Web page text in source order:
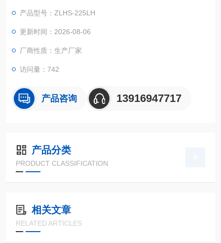
外壳，塑料产品等，特别适用于光纤、LCD、晶体、光伏组件、
电池、计算机、手机等产品的耐高温、耐低温、耐潮湿循环试
恒温恒湿试验箱*市场价格
产品型号：ZLHS-225LH
更新时间：2026-08-06
厂商性质：生产厂家
访问量：742
产品咨询 13916947717
产品分类
PRODUCT CLASSIFICATION
相关文章
RELATED ARTICLES